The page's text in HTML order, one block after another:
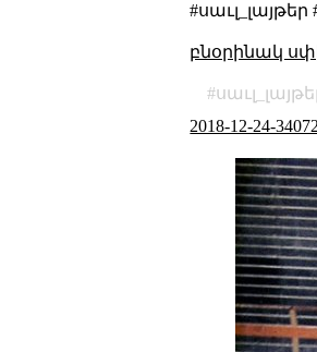
#սաւլ_լայթեր
բնօրինակ
2018-12-24-